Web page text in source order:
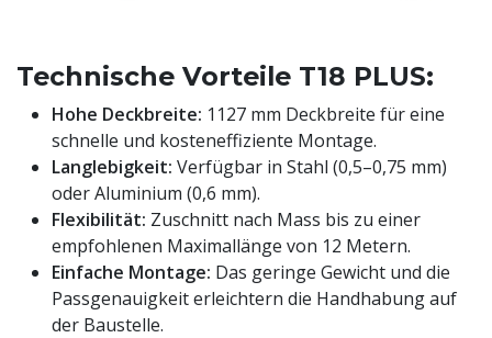
Technische Vorteile T18 PLUS:
Hohe Deckbreite: 1127 mm Deckbreite für eine
schnelle und kosteneffiziente Montage.
Langlebigkeit: Verfügbar in Stahl (0,5–0,75 mm)
oder Aluminium (0,6 mm).
Flexibilität: Zuschnitt nach Mass bis zu einer
empfohlenen Maximallänge von 12 Metern.
Einfache Montage: Das geringe Gewicht und die
Passgenauigkeit erleichtern die Handhabung auf
der Baustelle.